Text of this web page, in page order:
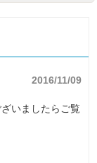
2016/11/09
いましたらご覧